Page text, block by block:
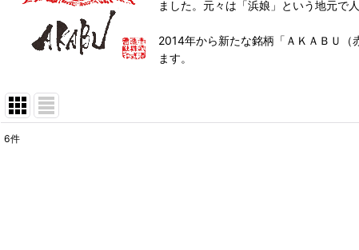
ました。元々は「浜娘」という地元で
2014年から新たな銘柄「ＡＫＡＢＵ
ます。
6件